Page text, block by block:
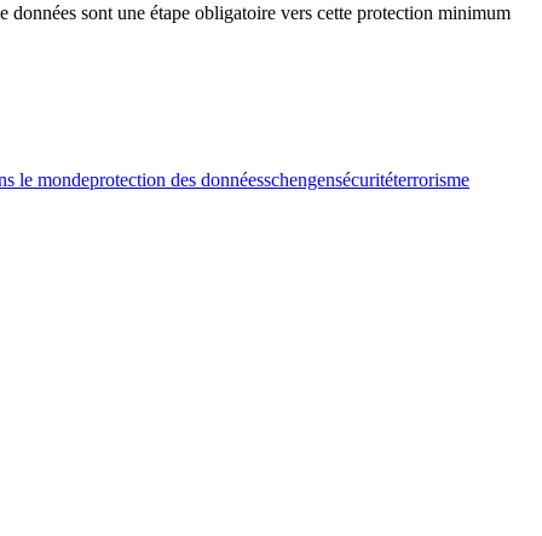
données sont une étape obligatoire vers cette protection minimum
le mondeprotection des donnéesschengensécuritéterrorisme